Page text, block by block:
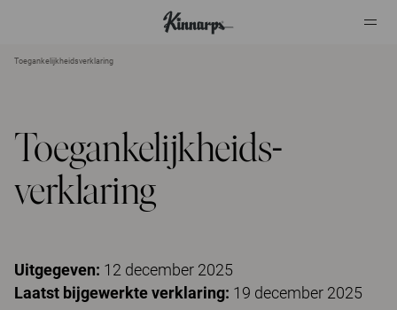
Toegankelijkheidsverklaring
Toegankelijkheids-
verklaring
Uitgegeven: 12 december 2025
Laatst bijgewerkte verklaring: 19 december 2025